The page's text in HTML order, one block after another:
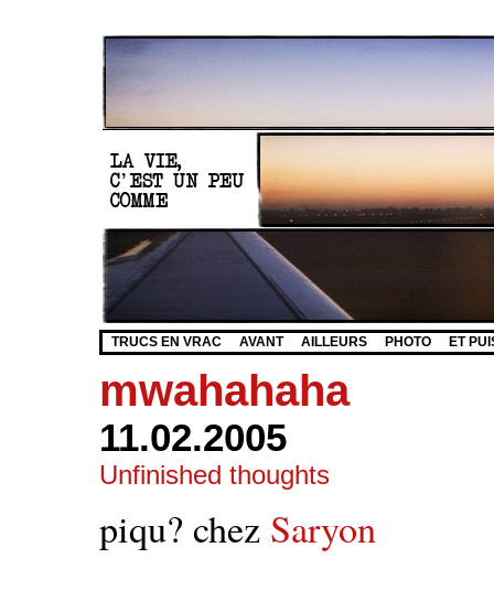
TRUCS EN VRAC AVANT AILLEURS PHOTO ET
mwahahaha
11.02.2005
Unfinished thoughts
piqu? chez Saryon